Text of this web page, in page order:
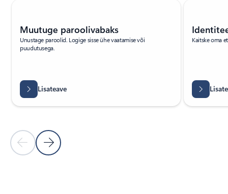
Eelmine slaidJärgmine slaid
Muutuge paroolivabaks
Unustage paroolid. Logige sisse ühe vaatamise või
puudutusega.
Lisateave
Kaitske oma